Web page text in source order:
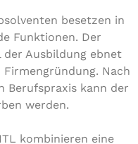
besetzen in
Funk­tio­nen. Der
Aus­bil­dung ebnet
Fir­men­grün­dung. Nach
Berufs­pra­xis kann der
werden.
kom­bi­nie­ren eine